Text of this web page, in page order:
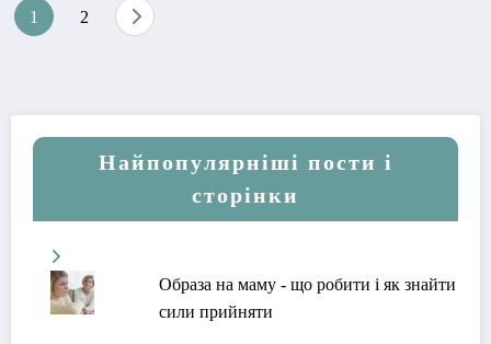
Пагінація
1 2
Найпопулярніші пости і
сторінки
Образа на маму - що робити і як знайти
сили прийняти